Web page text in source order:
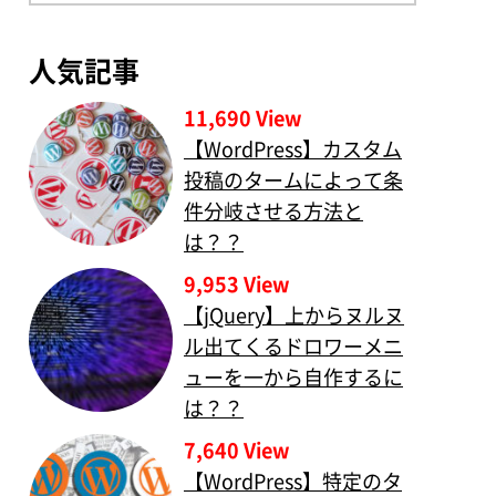
人気記事
11,690 View
【WordPress】カスタム
投稿のタームによって条
件分岐させる方法と
は？？
9,953 View
【jQuery】上からヌルヌ
ル出てくるドロワーメニ
ューを一から自作するに
は？？
7,640 View
【WordPress】特定のタ